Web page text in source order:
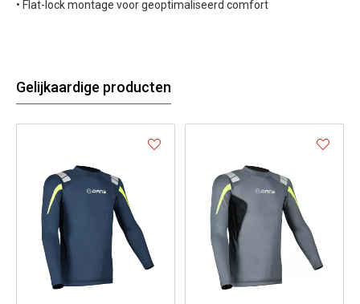
• Flat-lock montage voor geoptimaliseerd comfort
Gelijkaardige producten